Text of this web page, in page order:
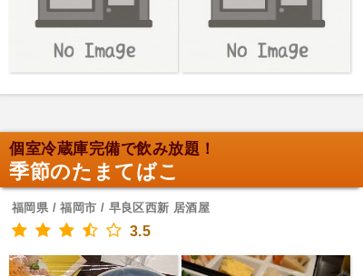
個室冷蔵庫完備で飲み放題！
季節のたまてばこ
福岡県 / 福岡市 / 早良区西新 居酒屋
3.5